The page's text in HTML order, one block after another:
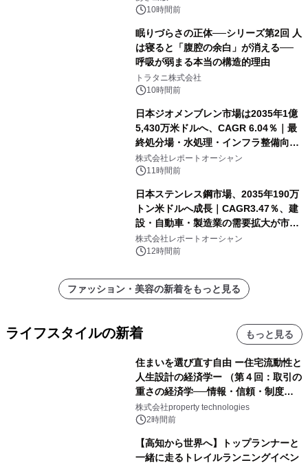
24日（月）発売
10時間前
眠りづらさの正体──シリーズ第2回 人
は寝ると「腹腔の余白」が消える──
呼吸が弱まる本当の構造的理由
トラタニ株式会社
10時間前
日本ジオメンブレン市場は2035年1億
5,430万米ドルへ、CAGR 6.04％｜最
終処分場・水処理・インフラ整備向け
需要拡大
株式会社レポートオーシャン
11時間前
日本ステンレス鋼市場、2035年190万
トン米ドルへ成長｜CAGR3.47％、建
設・自動車・製造業の需要拡大が市場
を牽引
株式会社レポートオーシャン
12時間前
ファッション・美容の新着をもっと見る
ライフスタイルの新着 もっと見る
住まいを選び直す自由 ー住宅流動性と
人生設計の経済学ー （第４回：取引の
重さの経済学──情報・信頼・制度を
PropTechはどう組み替えるか）｜
PropTech-Lab
株式会社property technologies
2時間前
【高知から世界へ】トップランナーと
一緒に走るトレイルランニングイベン